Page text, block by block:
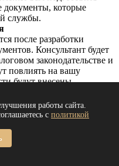
документы, которые
службы.
после разработки
Консультант будет
законодательстве и
повлиять на вашу
будут внесены
споров, проверок
наш консультант будет
экспертную помощь
представит ваши
работы сайта.
с политикой